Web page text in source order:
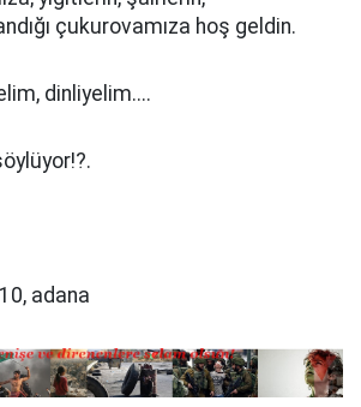
çukurovamıza hoş geldin.
dinliyelim....
adana